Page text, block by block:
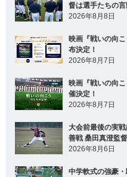
督は選手たちの言
2026年8月8日
映画『戦いの向
布決定！
2026年8月7日
映画『戦いの向
催決定！
2026年8月7日
大会前最後の実
善戦 桑田真澄監
2026年8月6日
中学軟式の強豪